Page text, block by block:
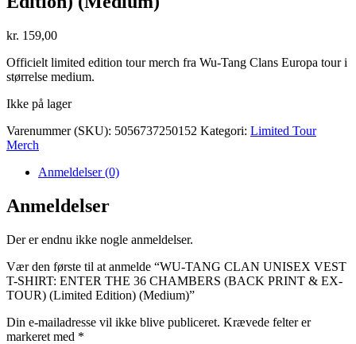
kr. 159,00
Officielt limited edition tour merch fra Wu-Tang Clans Europa tour i
størrelse medium.
Ikke på lager
Varenummer (SKU): 5056737250152 Kategori: Limited Tour
Merch
Anmeldelser (0)
Anmeldelser
Der er endnu ikke nogle anmeldelser.
Vær den første til at anmelde “WU-TANG CLAN UNISEX VEST
T-SHIRT: ENTER THE 36 CHAMBERS (BACK PRINT & EX-
TOUR) (Limited Edition) (Medium)”
Din e-mailadresse vil ikke blive publiceret. Krævede felter er
markeret med *